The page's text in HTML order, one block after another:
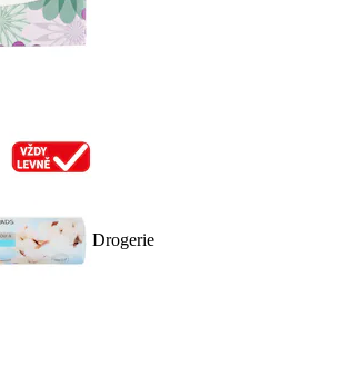
Drogerie